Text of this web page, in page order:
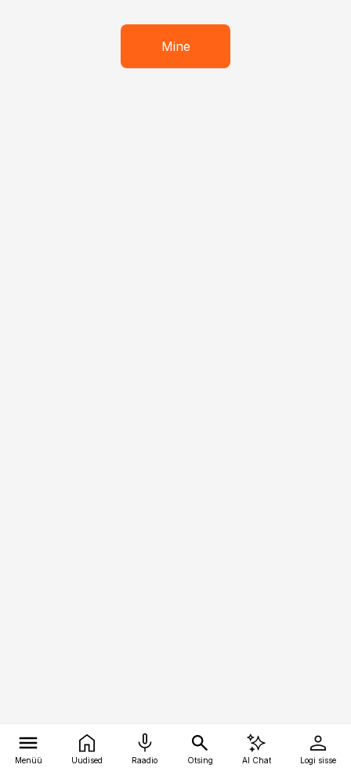
Mine
Menüü Uudised Raadio Otsing AI Chat Logi sisse